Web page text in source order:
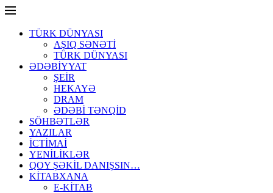
TÜRK DÜNYASI
AŞIQ SƏNƏTİ
TÜRK DÜNYASI
ƏDƏBİYYAT
ŞEİR
HEKAYƏ
DRAM
ƏDƏBİ TƏNQİD
SÖHBƏTLƏR
YAZILAR
İCTİMAİ
YENİLİKLƏR
QOY ŞƏKİL DANIŞSIN…
KİTABXANA
E-KİTAB